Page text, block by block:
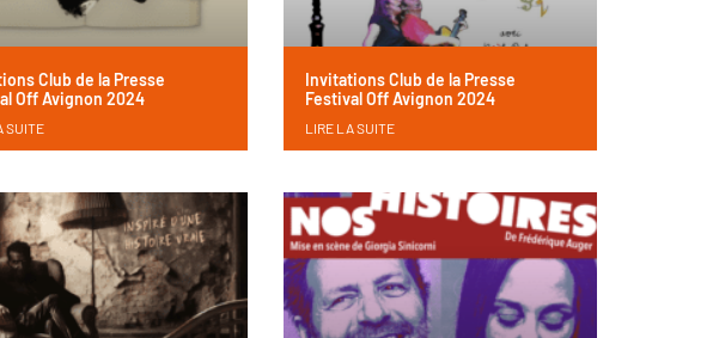
Club de la Presse
Off Avignon 2024
SUITE
Invitations Club de la Presse
Festival Off Avignon 2024
LIRE LA SUITE